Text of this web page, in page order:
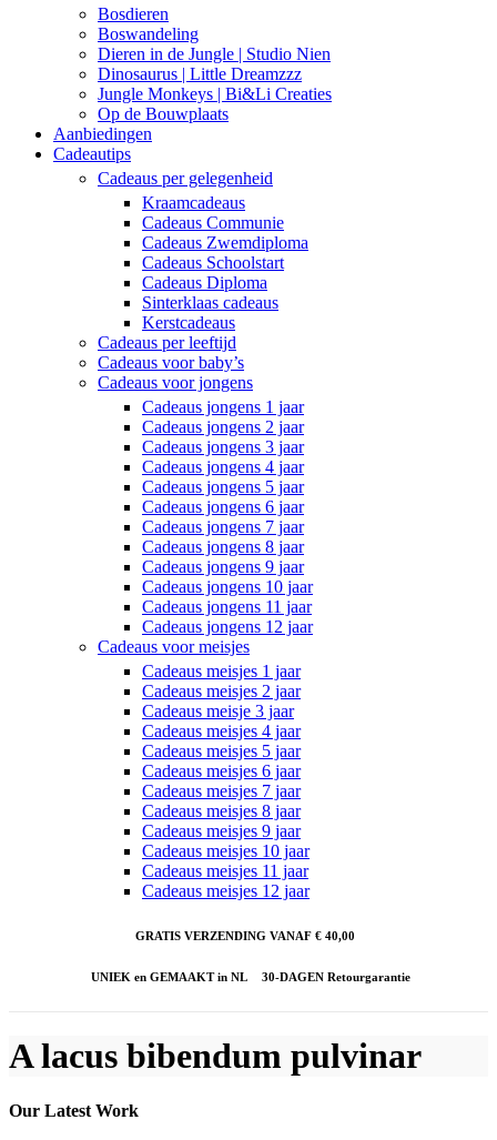
Bosdieren
Boswandeling
Dieren in de Jungle | Studio Nien
Dinosaurus | Little Dreamzzz
Jungle Monkeys | Bi&Li Creaties
Op de Bouwplaats
Aanbiedingen
Cadeautips
Cadeaus per gelegenheid
Kraamcadeaus
Cadeaus Communie
Cadeaus Zwemdiploma
Cadeaus Schoolstart
Cadeaus Diploma
Sinterklaas cadeaus
Kerstcadeaus
Cadeaus per leeftijd
Cadeaus voor baby’s
Cadeaus voor jongens
Cadeaus jongens 1 jaar
Cadeaus jongens 2 jaar
Cadeaus jongens 3 jaar
Cadeaus jongens 4 jaar
Cadeaus jongens 5 jaar
Cadeaus jongens 6 jaar
Cadeaus jongens 7 jaar
Cadeaus jongens 8 jaar
Cadeaus jongens 9 jaar
Cadeaus jongens 10 jaar
Cadeaus jongens 11 jaar
Cadeaus jongens 12 jaar
Cadeaus voor meisjes
Cadeaus meisjes 1 jaar
Cadeaus meisjes 2 jaar
Cadeaus meisje 3 jaar
Cadeaus meisjes 4 jaar
Cadeaus meisjes 5 jaar
Cadeaus meisjes 6 jaar
Cadeaus meisjes 7 jaar
Cadeaus meisjes 8 jaar
Cadeaus meisjes 9 jaar
Cadeaus meisjes 10 jaar
Cadeaus meisjes 11 jaar
Cadeaus meisjes 12 jaar
GRATIS VERZENDING VANAF € 40,00
UNIEK en GEMAAKT in NL 30-DAGEN Retourgarantie
A lacus bibendum pulvinar
Our Latest Work